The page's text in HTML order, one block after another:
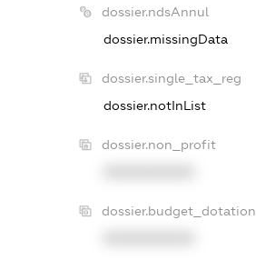
dossier.ndsAnnul
dossier.missingData
dossier.single_tax_reg
dossier.notInList
dossier.non_profit
dossier.budget_dotation